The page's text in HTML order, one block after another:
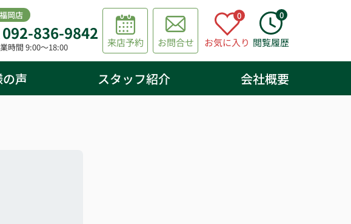
福岡店
092-836-9842
時間 9:00～18:00 来店予約 お問合せ
0
お気に入り
0
閲覧履歴
声 スタッフ紹介 会社概要